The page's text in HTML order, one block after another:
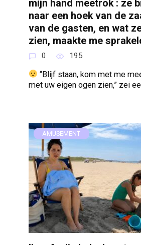
mijn hand meetrok : ze
naar een hoek van de
van de gasten, en wat
zien, maakte me
0 195
“Blijf staan, kom met me
met uw eigen ogen zien,” zei
AMUSEMENT